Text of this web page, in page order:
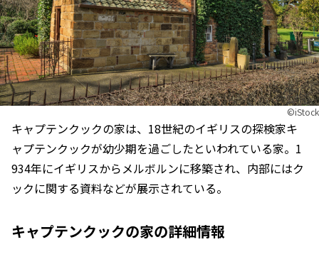
©︎iStock
キャプテンクックの家は、18世紀のイギリスの探検家キ
ャプテンクックが幼少期を過ごしたといわれている家。1
934年にイギリスからメルボルンに移築され、内部にはク
ックに関する資料などが展示されている。
キャプテンクックの家の詳細情報